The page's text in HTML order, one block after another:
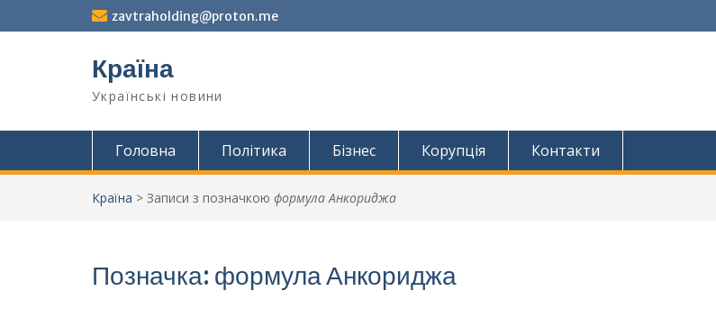
до
zavtraholding@proton.me
Країна
Українські новини
Головна Політика Бізнес Корупція Контакти
Країна > Записи з позначкою формула Анкориджа
Позначка: формула Анкориджа